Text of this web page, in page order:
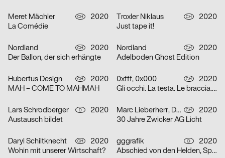
Meret Mächler CH
2020
La Comédie
Troxler Niklaus CH
2020
Just tape it!
Nordland CH
2020
Der Ballon, der sich erhängte
Nordland CH
2020
Adelboden Ghost Edition
Hubertus Design CH
2020
MAH – COME TO MAHMAH
0xfff, 0x000 CH
2020
Gli occhi. La testa. Le braccia. Le mani. Il cuore. Grazie.
Lars Schrodberger D
2020
Austausch bildet
Marc Lieberherr, David Zwicker CH
2020
30 Jahre Zwicker AG Licht
Daryl Schiltknecht CH
2020
Wohin mit unserer Wirtschaft?
gggrafik D
2020
Abschied von den Helden, Spielzeit 19/20